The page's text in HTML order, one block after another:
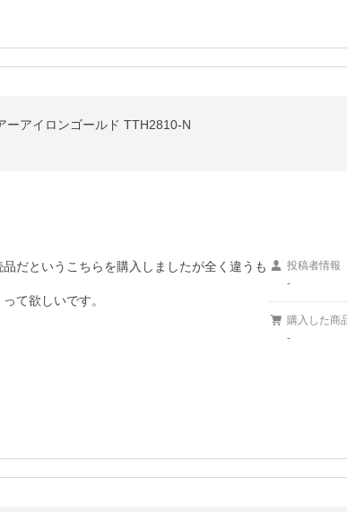
ーアイロンゴールド TTH2810-N
だというこちらを購入しましたが全く違うも
て欲しいです。
投稿者情報
-
購入した商
-